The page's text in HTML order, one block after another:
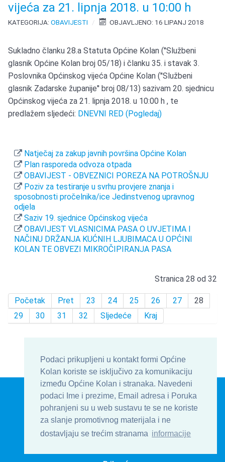
Podaci prikupljeni u kontakt formi Općine
Kolan koriste se isključivo za komunikaciju
između Općine Kolan i stranaka. Navedeni
podaci Ime i prezime, Email adresa i Poruka
pohranjeni su u web sustavu te se ne koriste
za slanje promotivnog materijala i ne
dostavljaju se trećim stranama informacije
vijeća za 21. lipnja 2018. u 10:00 h
KATEGORIJA:OBAVIJESTI OBJAVLJENO: 16 LIPANJ 2018
Sukladno članku 28.a Statuta Općine Kolan (''Službeni
glasnik Općine Kolan broj 05/18) i članku 35. i stavak 3.
Poslovnika Općinskog vijeća Općine Kolan (''Službeni
glasnik Zadarske županije'' broj 08/13) sazivam 20. sjednicu
Općinskog vijeća za 21. lipnja 2018. u 10:00 h , te
predlažem sljedeći: DNEVNI RED (Pogledaj)
Natječaj za zakup javnih površina Općine Kolan
Plan rasporeda odvoza otpada
OBAVIJEST - OBVEZNICI POREZA NA POTROŠNJU
Poziv za testiranje u svrhu provjere znanja i
sposobnosti pročelnika/ice Jedinstvenog upravnog
odjela
Saziv 19. sjednice Općinskog vijeća
OBAVIJEST VLASNICIMA PASA O UVJETIMA I
NAČINU DRŽANJA KUĆNIH LJUBIMACA U OPĆINI
KOLAN TE OBVEZI MIKROČIPIRANJA PASA
Stranica 28 od 32
Početak Pret 23 24 25 26 27
28
29
30 31 32 Sljedeće Kraj
© Općina Kolan , Općinska uprava 2016 - 2026
Develop & Host byTJstudio.info
| Uvjeti korištenja | Kontakt
| Formular
| Impressum